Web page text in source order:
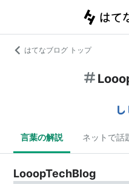
はてなブログ トップ
言葉の解説 ネットで話
LooopTechBlog